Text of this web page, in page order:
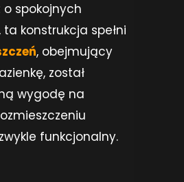
o spokojnych
ta konstrukcja spełni
, obejmujący
został
wygodę na
funkcjonalny.